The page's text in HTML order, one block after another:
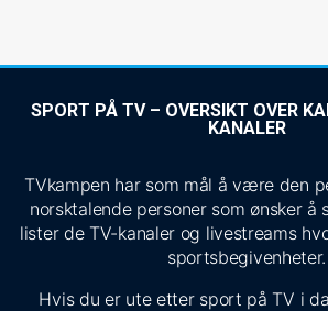
SPORT PÅ TV – OVERSIKT OVER
KANALER
TVkampen har som mål å være den
norsktalende personer som ønsker å
lister de TV-kanaler og livestreams
sportsbegivenheter.
Hvis du er ute etter sport på TV i